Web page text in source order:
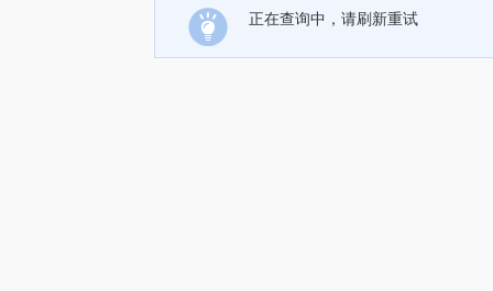
正在查询中，请刷新重试